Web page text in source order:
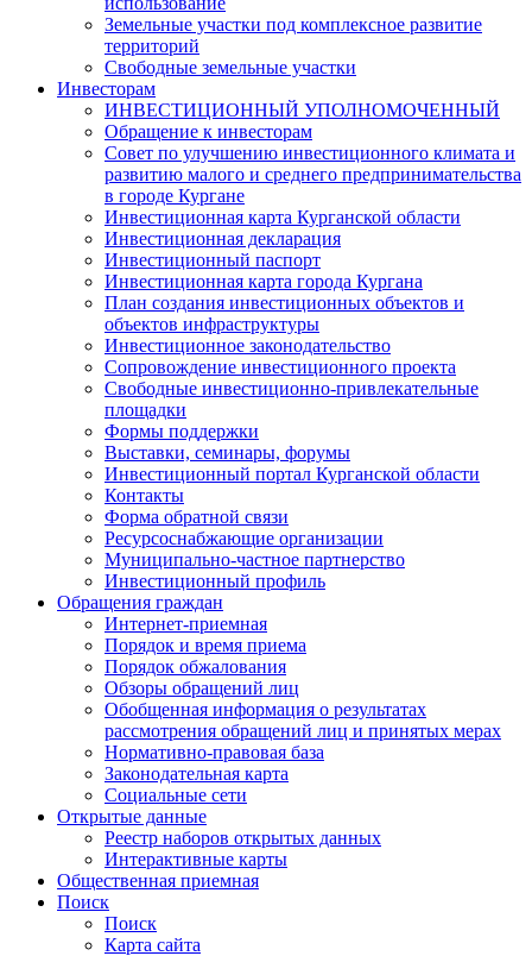
Земельные участки под комплексное развитие
территорий
Свободные земельные участки
Инвесторам
ИНВЕСТИЦИОННЫЙ УПОЛНОМОЧЕННЫЙ
Обращение к инвесторам
Совет по улучшению инвестиционного климата и
развитию малого и среднего предпринимательства
в городе Кургане
Инвестиционная карта Курганской области
Инвестиционная декларация
Инвестиционный паспорт
Инвестиционная карта города Кургана
План создания инвестиционных объектов и
объектов инфраструктуры
Инвестиционное законодательство
Сопровождение инвестиционного проекта
Свободные инвестиционно-привлекательные
площадки
Формы поддержки
Выставки, семинары, форумы
Инвестиционный портал Курганской области
Контакты
Форма обратной связи
Ресурсоснабжающие организации
Муниципально-частное партнерство
Инвестиционный профиль
Обращения граждан
Интернет-приемная
Порядок и время приема
Порядок обжалования
Обзоры обращений лиц
Обобщенная информация о результатах
рассмотрения обращений лиц и принятых мерах
Нормативно-правовая база
Законодательная карта
Социальные сети
Открытые данные
Реестр наборов открытых данных
Интерактивные карты
Общественная приемная
Поиск
Поиск
Карта сайта